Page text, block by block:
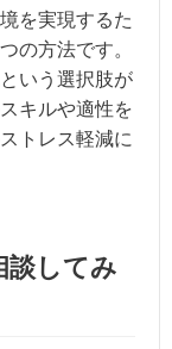
を実現するた
の方法です。
いう選択肢が
キルや適性を
トレス軽減に
談してみ